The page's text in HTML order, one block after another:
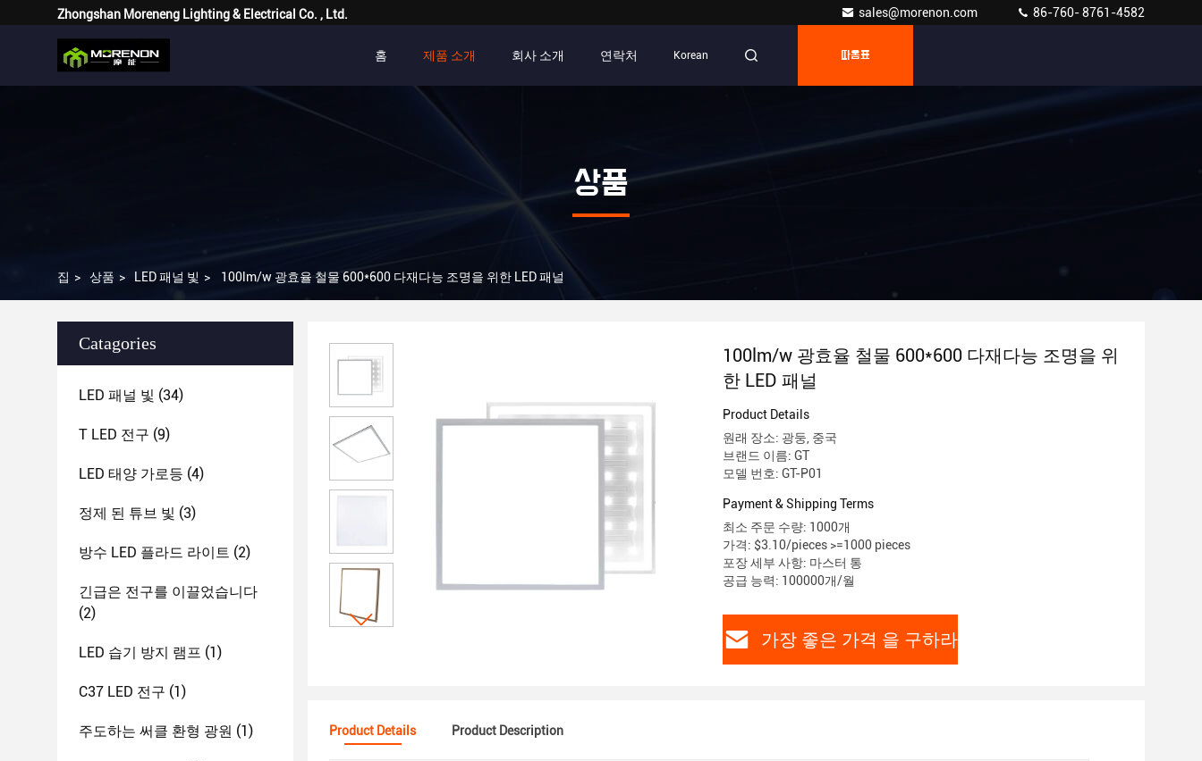
Zhongshan Moreneng Lighting & Electrical Co. , Ltd. sales@morenon.com 86-760- 8761-4582
홈 제품 소개 회사 소개 연락처 Korean 따옴표
상품
집 > 상품 > LED 패널 빛 > 100lm/w 광효율 철물 600*600 다재다능 조명을 위한 LED 패널
Catagories
LED 패널 빛 (34)
T LED 전구 (9)
LED 태양 가로등 (4)
정제 된 튜브 빛 (3)
방수 LED 플라드 라이트 (2)
긴급은 전구를 이끌었습니다
(2)
LED 습기 방지 램프 (1)
C37 LED 전구 (1)
주도하는 써클 환형 광원 (1)
100lm/w 광효율 철물 600*600 다재다능 조명을 위
한 LED 패널
Product Details
원래 장소: 광둥, 중국
브랜드 이름: GT
모델 번호: GT-P01
Payment & Shipping Terms
최소 주문 수량: 1000개
가격: $3.10/pieces >=1000 pieces
포장 세부 사항: 마스터 통
공급 능력: 100000개/월
가장 좋은 가격 을 구하라
Product Details Product Description